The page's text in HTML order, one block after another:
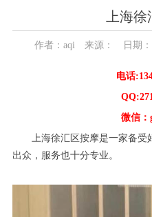
上海
作者：aqi 来源： 日期：
电话
微信：
上海徐汇区按摩是一家备受
出众，服务也十分专业。